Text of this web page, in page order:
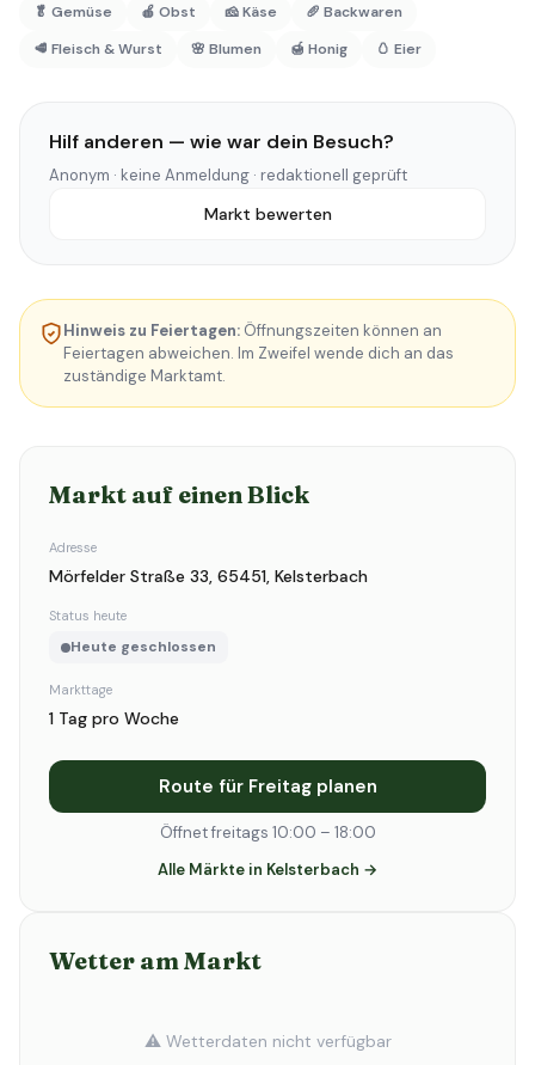
🥬 Gemüse 🍎 Obst 🧀 Käse
🥖 Backwaren
🥩 Fleisch & Wurst
🌸 Blumen 🍯 Honig 🥚 Eier
Hilf anderen — wie war dein Besuch?
Anonym · keine Anmeldung · redaktionell geprüft
Markt bewerten
Hinweis zu Feiertagen: Öffnungszeiten können an
Feiertagen abweichen. Im Zweifel wende dich an das
zuständige Marktamt.
Markt auf einen Blick
Adresse
Mörfelder Straße 33, 65451, Kelsterbach
Status heute
Heute geschlossen
Markttage
1 Tag pro Woche
Route für Freitag planen
Öffnet freitags 10:00 – 18:00
Alle Märkte in Kelsterbach →
Wetter am Markt
⚠️ Wetterdaten nicht verfügbar